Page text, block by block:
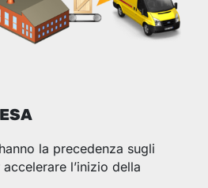
la precedenza sugli
l’inizio della